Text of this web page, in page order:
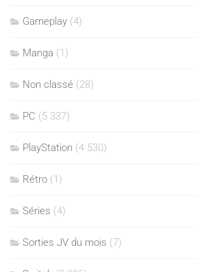
Gameplay (4)
Manga (1)
Non classé (28)
PC (5 337)
PlayStation (4 530)
Rétro (1)
Séries (4)
Sorties JV du mois (7)